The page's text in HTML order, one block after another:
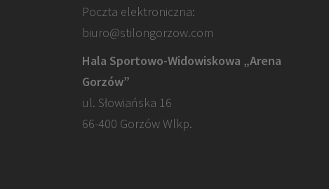
Poczta elektroniczna:
biuro@stilongorzow.com
Hala Sportowo-Widowiskowa „Arena
Gorzów”
ul. Słowiańska 16
66-400 Gorzów Wlkp.